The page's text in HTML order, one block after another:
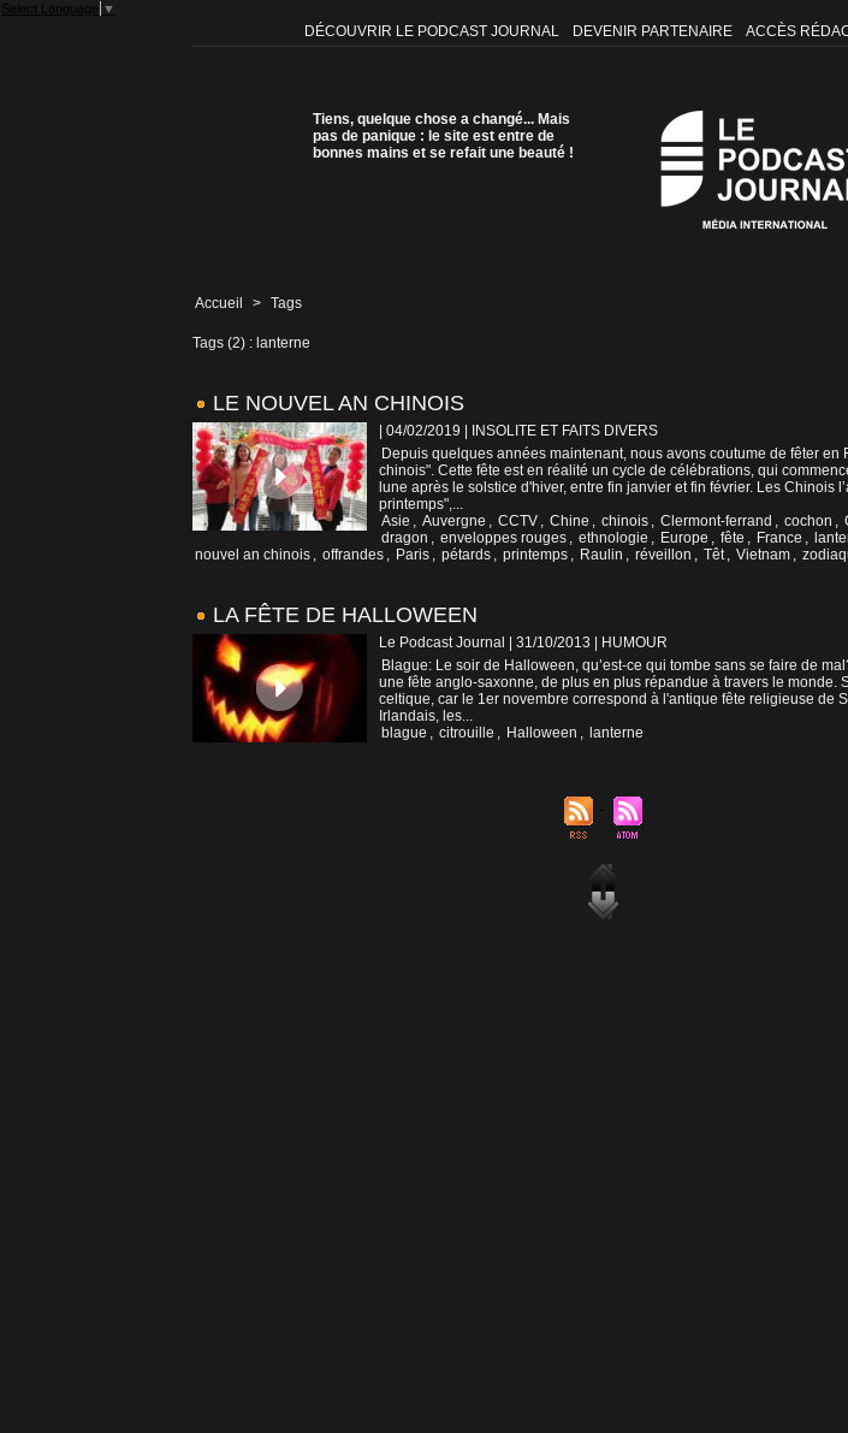
Select Language ▼
DÉCOUVRIR LE PODCAST JOURNAL DEVENIR PARTENAIRE ACCÈS
Tiens, quelque chose a changé... Mais
pas de panique : le site est entre de
bonnes mains et se refait une beauté !
Accueil > Tags
Tags (2) : lanterne
LE NOUVEL AN CHINOIS
| 04/02/2019
INSOLITE ET FAITS DIVERS
Depuis quelques années maintenant, nous avons coutume de fêter en
chinois". Cette fête est en réalité un cycle de célébrations, qui
lune après le solstice d'hiver, entre fin janvier et fin février. Les Chinois
printemps",...
Asie , Auvergne , CCTV , Chine , chinois , Clermont-ferrand , cochon ,
dragon , enveloppes rouges , ethnologie , Europe , fête , France ,
nouvel an chinois , offrandes , Paris , pétards , printemps , Raulin , réveillon , Têt , Vietnam ,
LA FÊTE DE HALLOWEEN
Le Podcast Journal | 31/10/2013
HUMOUR
Blague: Le soir de Halloween, qu’est-ce qui tombe sans se faire de
une fête anglo-saxonne, de plus en plus répandue à travers le monde.
celtique, car le 1er novembre correspond à l'antique fête religieuse de
Irlandais, les...
blague , citrouille , Halloween , lanterne